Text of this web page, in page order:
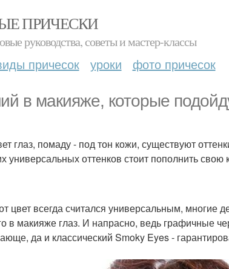
ПРИЧЕСКИ
руководства, советы и мастер-классы
причесок уроки фото причесок
в макияже, которые
глаз, помаду - под тон кожи, существуют
универсальных оттенков стоит пополнить свою
цвет всегда считался универсальным, многие
в макияже глаз. И напрасно, ведь графичные
да и классический Smoky Eyes -